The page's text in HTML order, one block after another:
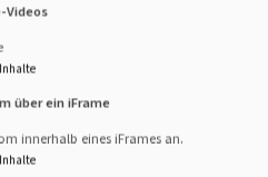
Hier geht es direkt zu den
Videos
über ein iFrame
innerhalb eines iFrames an.